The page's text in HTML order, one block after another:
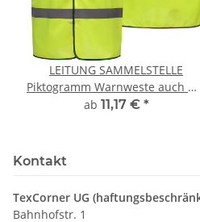
LEITUNG SAMMELSTELLE
Piktogramm Warnweste auch mit
vielen Taschen S-3XL
ab 11,17 € *
Kontakt
TexCorner UG
Bahnhofstr. 1